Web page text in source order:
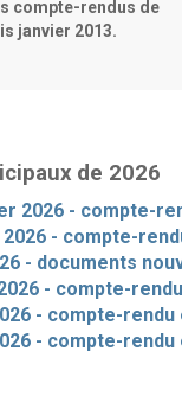
compte-rendus de
janvier 2013.
de 2026
2026 - compte-
2026 - compte-
- documents
- compte-
- compte-
- compte-